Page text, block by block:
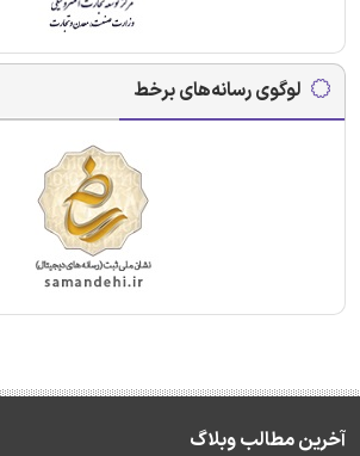
لوگوی رسانه‌های برخط
آخرین مطالب وبلاگ